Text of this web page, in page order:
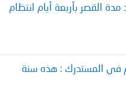
القصر بأربعة أيام انتظام
في المستدرك : هذه سنة